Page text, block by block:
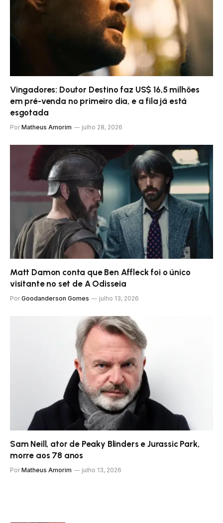
Vingadores: Doutor Destino faz US$ 16,5 milhões
em pré-venda no primeiro dia, e a fila já está
esgotada
Por Matheus Amorim julho 28, 2026
Matt Damon conta que Ben Affleck foi o único
visitante no set de A Odisseia
Por Goodanderson Gomes julho 13, 2026
Sam Neill, ator de Peaky Blinders e Jurassic Park,
morre aos 78 anos
Por Matheus Amorim julho 13, 2026